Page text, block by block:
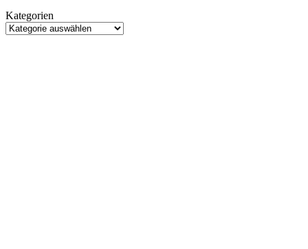
„Blubbmeeria“
mit
Kategorien
Kategorien